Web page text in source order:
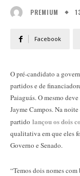
PREMIUM
Facebook
O pré-candidato a
partidos e de
Paiaguás. O mesmo
Jayme Campos. Na
partido lançou os dois
qualitativa em que eles
Governo e Senado.
“Temos dois nomes